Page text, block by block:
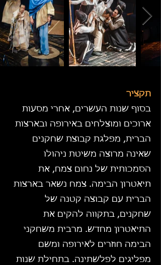
תקציר
בסוף שנות העשרים, אחרי מסעות
ארוכים ומוצלחים באירופה ובארצות
הברית, מפלגת קבוצת שחקנים
שאינה מרוצה משיטת ניהולו
הסמכותית של נחום צמח, את
תיאטרון הבימה. צמח נשאר בארצות
הברית עם קבוצה קטנה של
שחקנים, בתקווה להקים את
התיאטרון מחדש. מרבית משחקני
הבימה חוזרים לאירופה ומשם
מפליגים לפלשתינה. בתחילת שנות